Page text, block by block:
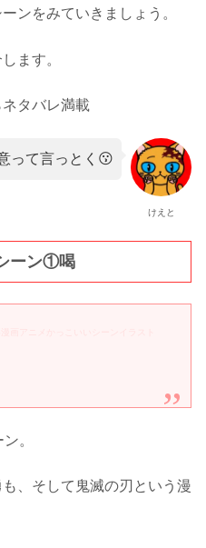
ンをみていきましょう。
ます。
タバレ満載
けえと
って言っとく😗
ーン①喝
。
、そして鬼滅の刃という漫